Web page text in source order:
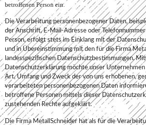
betroffenen Person ein.
Die Verarbeitung personenbezogener Daten,
der Anschrift, E-Mail-Adresse oder
Person, erfolgt stets im Einklang mit der
und in Übereinstimmung mit den für die Firma
landesspezifischen Datenschutzbestimmungen.
Datenschutzerklärung möchte unser
Art, Umfang und Zweck der von uns erhobenen,
verarbeiteten personenbezogenen Daten
betroffene Personen mittels dieser
zustehenden Rechte aufgeklärt.
Die Firma MetallSchneider hat als für die